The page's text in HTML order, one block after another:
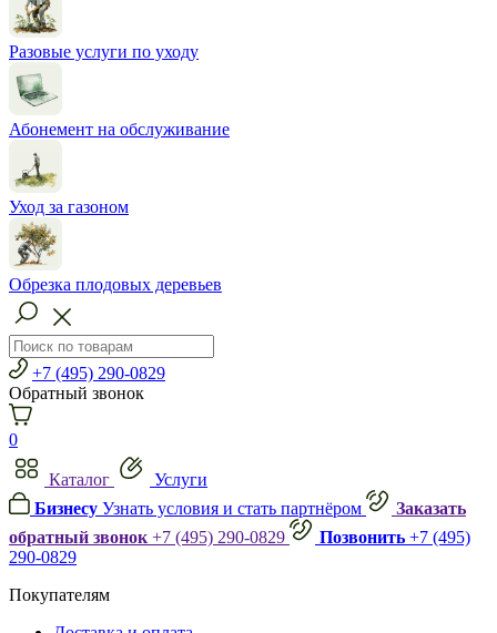
Разовые услуги по уходу
Абонемент на обслуживание
Уход за газоном
Обрезка плодовых деревьев
+7 (495) 290-0829
Обратный звонок
0
Каталог
Услуги
Бизнесу Узнать условия и стать партнёром
Заказать
обратный звонок +7 (495) 290-0829 Позвонить +7 (495)
290-0829
Покупателям